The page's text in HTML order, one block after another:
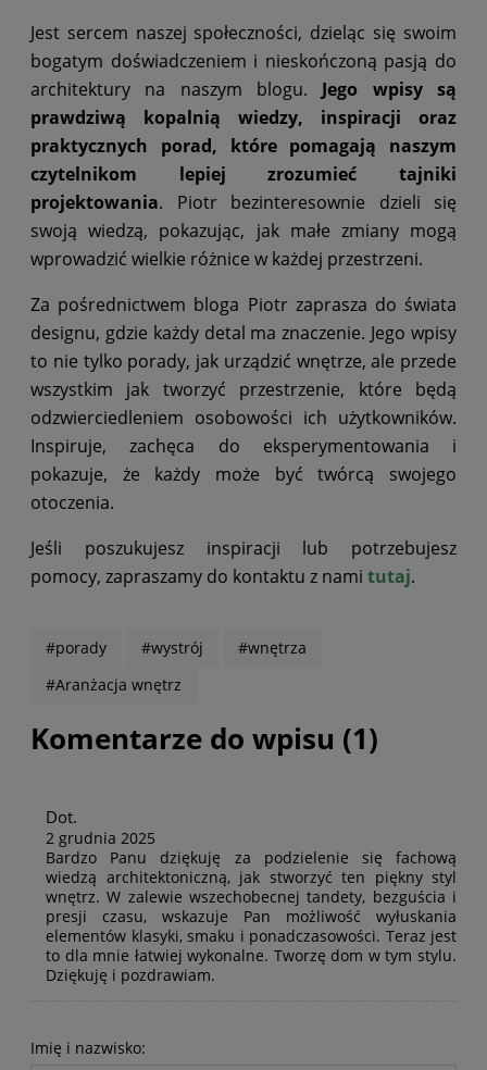
Jest sercem naszej społeczności, dzieląc się swoim
bogatym doświadczeniem i nieskończoną pasją do
architektury na naszym blogu. Jego wpisy są
prawdziwą kopalnią wiedzy, inspiracji oraz
praktycznych porad, które pomagają naszym
czytelnikom lepiej zrozumieć tajniki
projektowania. Piotr bezinteresownie dzieli się
swoją wiedzą, pokazując, jak małe zmiany mogą
wprowadzić wielkie różnice w każdej przestrzeni.
Za pośrednictwem bloga Piotr zaprasza do świata
designu, gdzie każdy detal ma znaczenie. Jego wpisy
to nie tylko porady, jak urządzić wnętrze, ale przede
wszystkim jak tworzyć przestrzenie, które będą
odzwierciedleniem osobowości ich użytkowników.
Inspiruje, zachęca do eksperymentowania i
pokazuje, że każdy może być twórcą swojego
otoczenia.
Jeśli poszukujesz inspiracji lub potrzebujesz
pomocy, zapraszamy do kontaktu z nami tutaj.
#porady #wystrój
#wnętrza
#Aranżacja wnętrz
Komentarze do wpisu (1)
Dot.
2 grudnia 2025
Bardzo Panu dziękuję za podzielenie się fachową
wiedzą architektoniczną, jak stworzyć ten piękny styl
wnętrz. W zalewie wszechobecnej tandety, bezguścia i
presji czasu, wskazuje Pan możliwość wyłuskania
elementów klasyki, smaku i ponadczasowości. Teraz jest
to dla mnie łatwiej wykonalne. Tworzę dom w tym stylu.
Dziękuję i pozdrawiam.
Imię i nazwisko: